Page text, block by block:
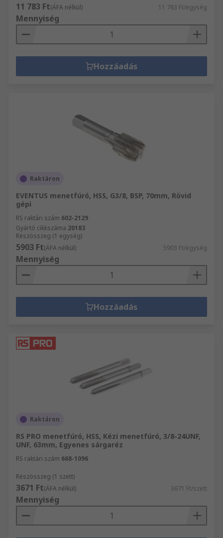
11 783 Ft(ÁFA nélkül) 11 783 Ft/egység
Mennyiség
Hozzáadás
Raktáron
EVENTUS menetfúró, HSS, G3/8, BSP, 70mm, Rövid
gépi
RS raktári szám 602-2129
Gyártó cikkszáma 20183
Részösszeg (1 egység)
5903 Ft(ÁFA nélkül) 5903 Ft/egység
Mennyiség
Hozzáadás
Raktáron
RS PRO menetfúró, HSS, Kézi menetfúró, 3/8-24UNF,
UNF, 63mm, Egyenes sárgaréz
RS raktári szám 668-1096
Részösszeg (1 szett)
3671 Ft(ÁFA nélkül) 3671 Ft/szett
Mennyiség